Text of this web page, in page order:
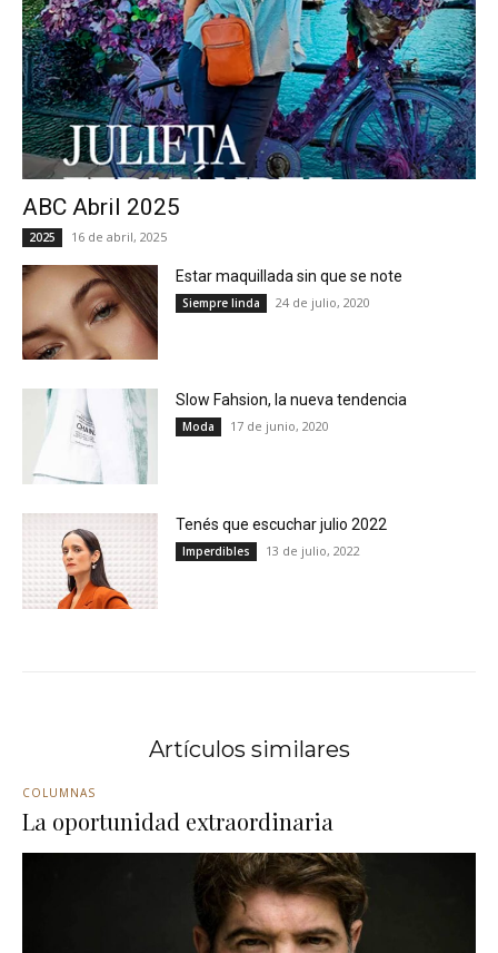
ABC Abril 2025
2025 16 de abril, 2025
Estar maquillada sin que se note
Siempre linda 24 de julio, 2020
Slow Fahsion, la nueva tendencia
Moda 17 de junio, 2020
Tenés que escuchar julio 2022
Imperdibles 13 de julio, 2022
Artículos similares
COLUMNAS
La oportunidad extraordinaria